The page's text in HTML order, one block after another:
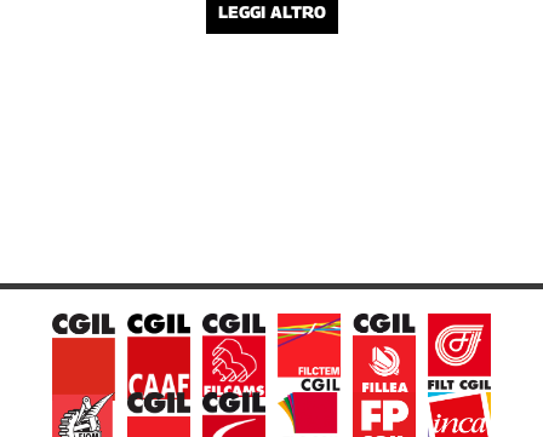
LEGGI ALTRO